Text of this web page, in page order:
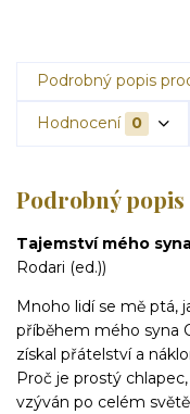
Podrobný popis
Hodnocení 0
Podrobný
Tajemství mého
Rodari (ed.))
Mnoho lidí se mě ptá,
příběhem mého syna
získal přátelství a
Proč je prostý
vzýván po celém